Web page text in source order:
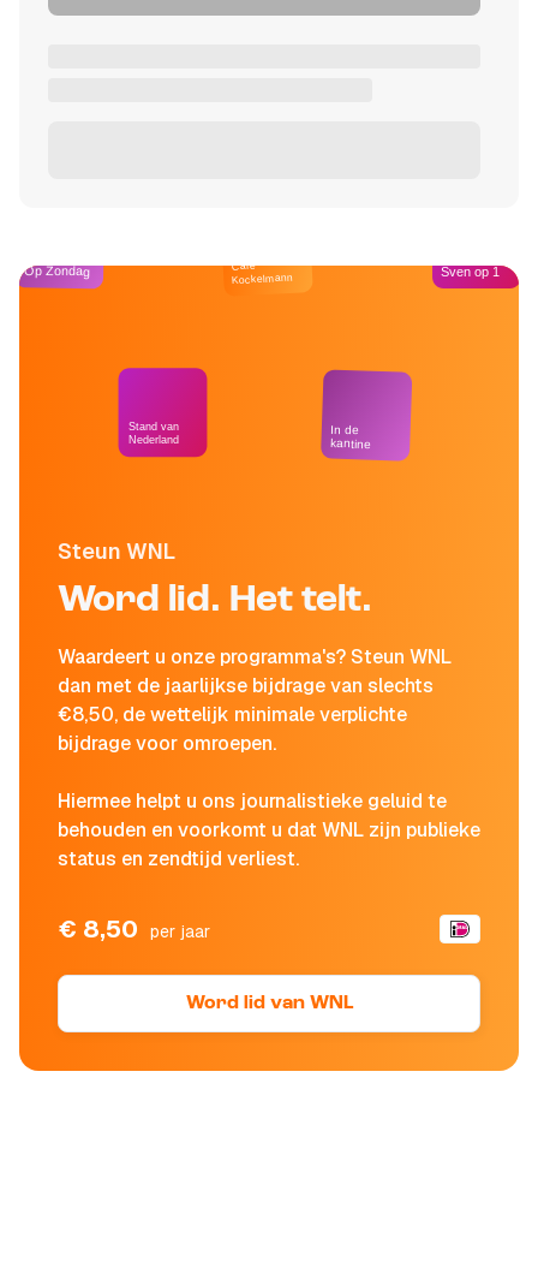
Steun WNL
Word lid. Het telt.
Waardeert u onze programma's? Steun WNL
dan met de jaarlijkse bijdrage van slechts
€8,50, de wettelijk minimale verplichte
bijdrage voor omroepen.
Hiermee helpt u ons journalistieke geluid te
behouden en voorkomt u dat WNL zijn publieke
status en zendtijd verliest.
€ 8,50 per jaar
Word lid van WNL
Op Zondag
Stand van
Nederland
Café
Kockelmann
In de
kantine
Sven op 1